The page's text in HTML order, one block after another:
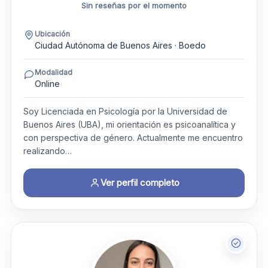
Sin reseñas por el momento
Ubicación
Ciudad Autónoma de Buenos Aires · Boedo
Modalidad
Online
Soy Licenciada en Psicología por la Universidad de
Buenos Aires (UBA), mi orientación es psicoanalítica y
con perspectiva de género. Actualmente me encuentro
realizando…
Ver perfil completo